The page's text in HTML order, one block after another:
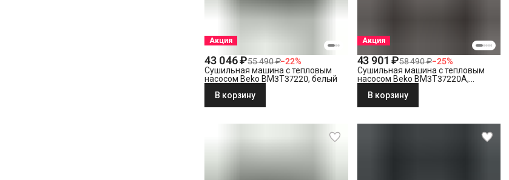
Акция
43 046 ₽55 490 ₽−22%
Сушильная машина с тепловым
насосом Beko BM3T37220, белый
В корзину
Акция
43 901 ₽58 490 ₽−25%
Сушильная машина с тепловым
насосом Beko BM3T37220A,
В корзину